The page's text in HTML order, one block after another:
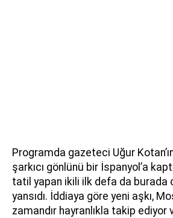
Programda gazeteci Uğur
şarkıcı gönlünü bir İspanyol’a
tatil yapan ikili ilk defa da burada
yansıdı. İddiaya göre yeni aşkı,
zamandır hayranlıkla takip ediyor